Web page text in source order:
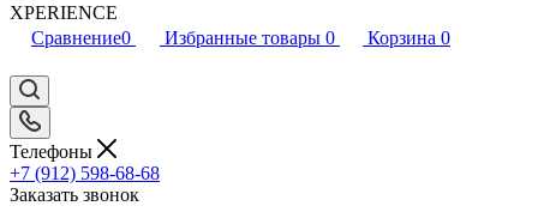
XPERIENCE
Сравнение0 Избранные товары 0 Корзина 0
Телефоны
+7 (912) 598-68-68
Заказать звонок